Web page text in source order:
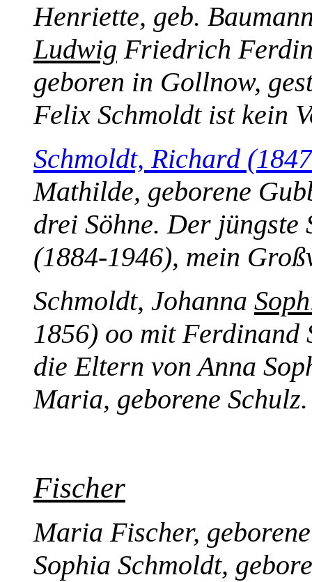
Henriette, geb.
Ludwig Friedrich
geboren in Gollnow,
Felix Schmoldt ist kein
Schmoldt, Richard
Mathilde, geborene
drei Söhne. Der
(1884-1946), mein
Schmoldt, Johanna
1856) oo mit Ferdinand
die Eltern von Anna
Maria, geborene Schulz.
Fischer
Maria Fischer,
Sophia Schmoldt,